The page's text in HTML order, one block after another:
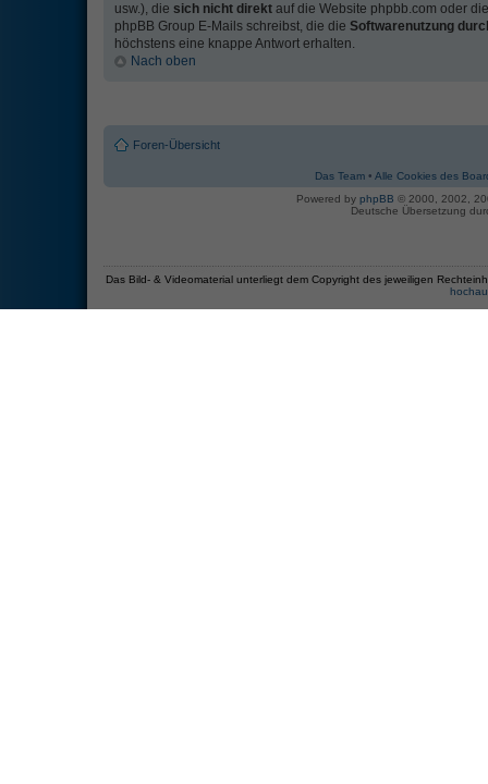
usw.), die sich nicht direkt auf die Website phpbb.com oder
phpBB Group E-Mails schreibst, die die Softwarenutzung
höchstens eine knappe Antwort erhalten.
Nach oben
Foren-Übersicht
Das Team • Alle Cookies des
Powered by phpBB © 2000, 2002,
Deutsche Übersetzung
Das Bild- & Videomaterial unterliegt dem Copyright des jeweiligen